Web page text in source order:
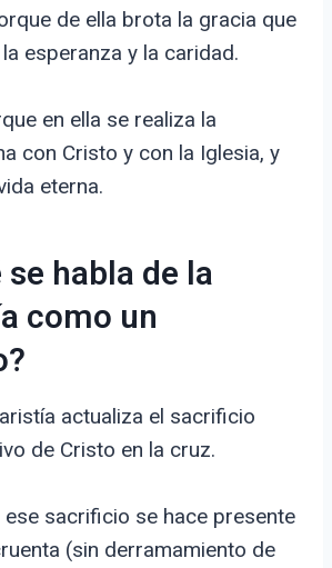
de ella brota la gracia que
esperanza y la caridad.
en ella se realiza la
con Cristo y con la Iglesia, y
eterna.
habla de la
como un
actualiza el sacrificio
de Cristo en la cruz.
ese sacrificio se hace presente
(sin derramamiento de